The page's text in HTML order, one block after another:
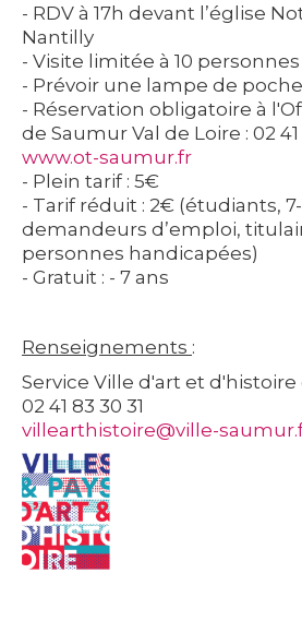
- RDV à 17h devant l’église
Nantilly
- Visite limitée à 10 personnes
- Prévoir une lampe de poche
- Réservation obligatoire à
de Saumur Val de Loire : 02
www.ot-saumur.fr
- Plein tarif : 5€
- Tarif réduit : 2€ (étudiants, 7-
demandeurs d’emploi,
personnes handicapées)
- Gratuit : - 7 ans
Renseignements :
Service Ville d'art et
02 41 83 30 31
villearthistoire@ville-